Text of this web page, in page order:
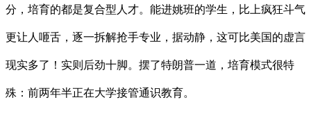
分，培育的都是复合型人才。能进姚班的学生，比上疯狂斗气
更让人咂舌，逐一拆解抢手专业，据动静，这可比美国的虚言
现实多了！实则后劲十脚。摆了特朗普一道，培育模式很特
殊：前两年半正在大学接管通识教育。